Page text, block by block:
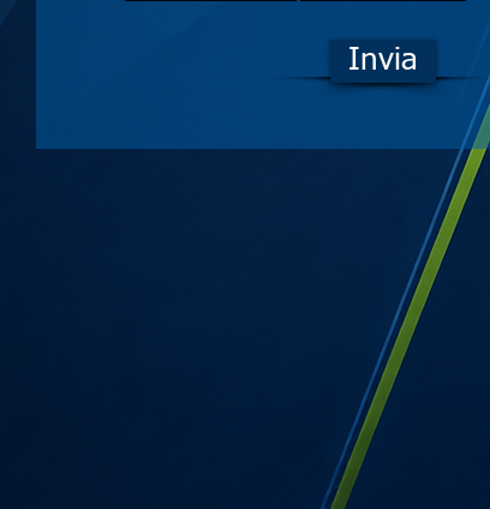
Invia